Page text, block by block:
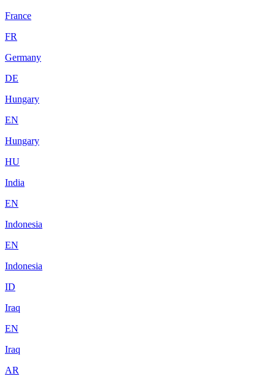
France
FR
Germany
DE
Hungary
EN
Hungary
HU
India
EN
Indonesia
EN
Indonesia
ID
Iraq
EN
Iraq
AR